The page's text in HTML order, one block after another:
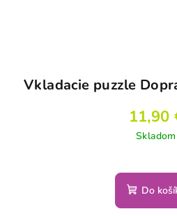
Vkladacie puzzle
11,90
Skladom
Do